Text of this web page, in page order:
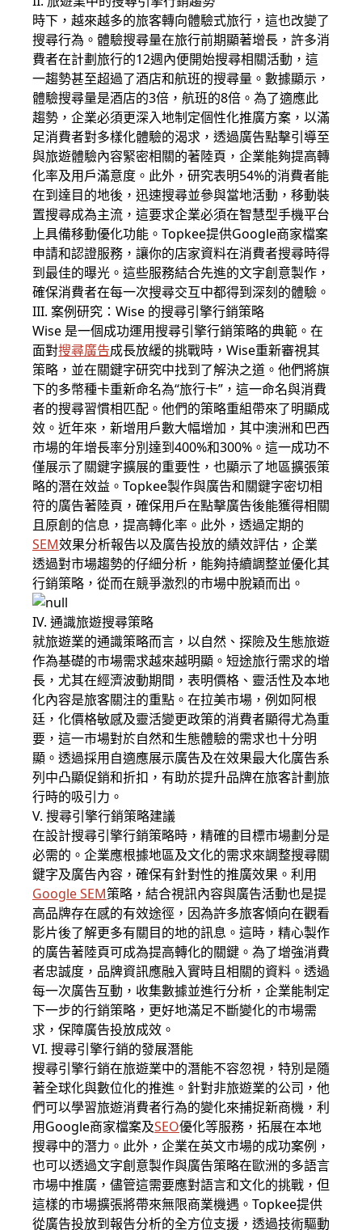
時下，越來越多的旅客轉向體驗式旅行，這也改變了
搜尋行為。體驗搜尋量在旅行前期顯著增長，許多消
費者在計劃旅行的12週內便開始搜尋相關活動，這
一趨勢甚至超過了酒店和航班的搜尋量。數據顯示，
體驗搜尋量是酒店的3倍，航班的8倍。為了適應此
趨勢，企業必須更深入地制定個性化推廣方案，以滿
足消費者對多樣化體驗的渴求，透過廣告點擊引導至
與旅遊體驗內容緊密相關的著陸頁，企業能夠提高轉
化率及用戶滿意度。此外，研究表明54%的消費者能
在到達目的地後，迅速搜尋並參與當地活動，移動裝
置搜尋成為主流，這要求企業必須在智慧型手機平台
上具備移動優化功能。Topkee提供Google商家檔案
申請和認證服務，讓你的店家資料在消費者搜尋時得
到最佳的曝光。這些服務結合先進的文字創意製作，
確保消費者在每一次搜尋交互中都得到深刻的體驗。
III. 案例研究：Wise 的搜尋引擎行銷策略
Wise 是一個成功運用搜尋引擎行銷策略的典範。在
面對搜尋廣告成長放緩的挑戰時，Wise重新審視其
策略，並在關鍵字研究中找到了解決之道。他們將旗
下的多幣種卡重新命名為“旅行卡”，這一命名與消費
者的搜尋習慣相匹配。他們的策略重組帶來了明顯成
效。近年來，新增用戶數大幅增加，其中澳洲和巴西
市場的年增長率分別達到400%和300%。這一成功不
僅展示了關鍵字擴展的重要性，也顯示了地區擴張策
略的潛在效益。Topkee製作與廣告和關鍵字密切相
符的廣告著陸頁，確保用戶在點擊廣告後能獲得相關
且原創的信息，提高轉化率。此外，透過定期的
SEM效果分析報告以及廣告投放的績效評估，企業
透過對市場趨勢的仔細分析，能夠持續調整並優化其
行銷策略，從而在競爭激烈的市場中脫穎而出。
IV. 通識旅遊搜尋策略
就旅遊業的通識策略而言，以自然、探險及生態旅遊
作為基礎的市場需求越來越明顯。短途旅行需求的增
長，尤其在經濟波動期間，表明價格、靈活性及本地
化內容是旅客關注的重點。在拉美市場，例如阿根
廷，化價格敏感及靈活變更政策的消費者顯得尤為重
要，這一市場對於自然和生態體驗的需求也十分明
顯。透過採用自適應展示廣告及在效果最大化廣告系
列中凸顯促銷和折扣，有助於提升品牌在旅客計劃旅
行時的吸引力。
V. 搜尋引擎行銷策略建議
在設計搜尋引擎行銷策略時，精確的目標市場劃分是
必需的。企業應根據地區及文化的需求來調整搜尋關
鍵字及廣告內容，確保有針對性的推廣效果。利用
Google SEM策略，結合視訊內容與廣告活動也是提
高品牌存在感的有效途徑，因為許多旅客傾向在觀看
影片後了解更多有關目的地的訊息。這時，精心製作
的廣告著陸頁可成為提高轉化的關鍵。為了增強消費
者忠誠度，品牌資訊應融入實時且相關的資料。透過
每一次廣告互動，收集數據並進行分析，企業能制定
下一步的行銷策略，更好地滿足不斷變化的市場需
求，保障廣告投放成效。
VI. 搜尋引擎行銷的發展潛能
搜尋引擎行銷在旅遊業中的潛能不容忽視，特別是隨
著全球化與數位化的推進。針對非旅遊業的公司，他
們可以學習旅遊消費者行為的變化來捕捉新商機，利
用Google商家檔案及SEO優化等服務，拓展在本地
搜尋中的潛力。此外，企業在英文市場的成功案例，
也可以透過文字創意製作與廣告策略在歐洲的多語言
市場中推廣，儘管這需要應對語言和文化的挑戰，但
這樣的市場擴張將帶來無限商業機遇。Topkee提供
從廣告投放到報告分析的全方位支援，透過技術驅動